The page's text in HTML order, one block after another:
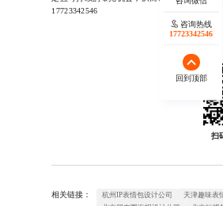
17723342546
扫
相关链接： 杭州IP表情包设计公司
天津趣味表
咨询热线
17723342546
回到顶部